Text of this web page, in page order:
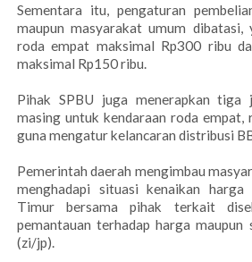
Sementara itu, pengaturan
maupun masyarakat umum dibatasi,
roda empat maksimal Rp300 ribu
maksimal Rp150 ribu.
Pihak SPBU juga menerapkan tiga
masing untuk kendaraan roda empat,
guna mengatur kelancaran distribusi
Pemerintah daerah mengimbau
menghadapi situasi kenaikan
Timur bersama pihak terkait
pemantauan terhadap harga
(zi/jp).